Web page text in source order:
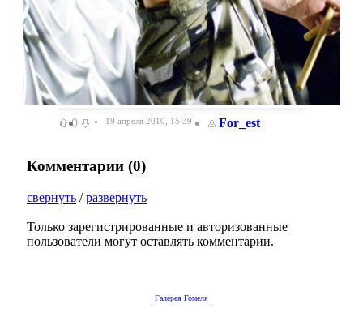
0 19 апреля 2010, 15:39 For_est
Комментарии (0)
свернуть /развернуть
Только зарегистрированные и авторизованные
пользователи могут оставлять комментарии.
Галерея Гомеля